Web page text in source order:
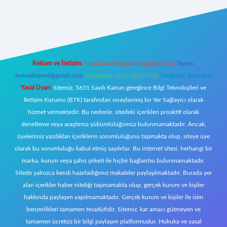
Reklam ve İletişim: E-mail: backlinkpaneli@gmail.com Teams:
forumhizmeti@gmail.com Whatsapp: 0262 606 0 726 Telegram: @karabul
Yasal Uyarı: Sitemiz, 5651 Sayılı Kanun gereğince Bilgi Teknolojileri ve
İletişim Kurumu (BTK) tarafından onaylanmış bir Yer Sağlayıcı olarak
hizmet vermektedir. Bu nedenle, sitedeki içerikleri proaktif olarak
denetleme veya araştırma yükümlülüğümüz bulunmamaktadır. Ancak,
üyelerimiz yazdıkları içeriklerin sorumluluğunu taşımakta olup, siteye üye
olarak bu sorumluluğu kabul etmiş sayılırlar. Bu internet sitesi, herhangi bir
marka, kurum veya şahıs şirketi ile hiçbir bağlantısı bulunmamaktadır.
Sitede yalnızca kendi hazırladığımız makaleler paylaşılmaktadır. Burada yer
alan içerikler haber niteliği taşımamakta olup, gerçek kurum ve kişiler
hakkında paylaşım yapılmamaktadır. Gerçek kurum ve kişiler ile isim
benzerlikleri tamamen tesadüfidir. Sitemiz, kar amacı gütmeyen ve
tamamen ücretsiz bir bilgi paylaşım platformudur. Hukuka ve yasal